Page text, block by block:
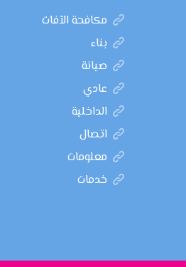
مكافحة الآفات
بناء
صيانة
عادي
الداخلية
اتصال
معلومات
خدمات